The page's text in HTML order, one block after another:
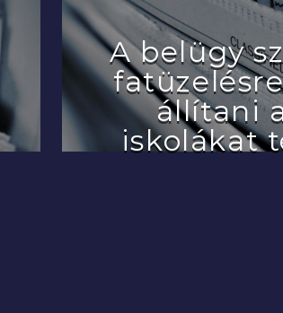
A belügy
állítani
iskolákat